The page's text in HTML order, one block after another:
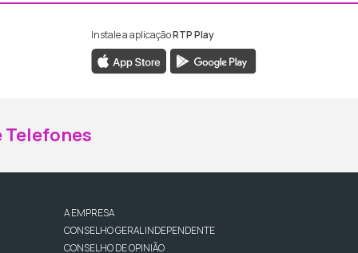
da RTP Madeira
da RTP Madeira
Instale a aplicaçãoRTP Play
Telefones
A EMPRESA
CONSELHO GERAL INDEPENDENTE
CONSELHO DE OPINIÃO